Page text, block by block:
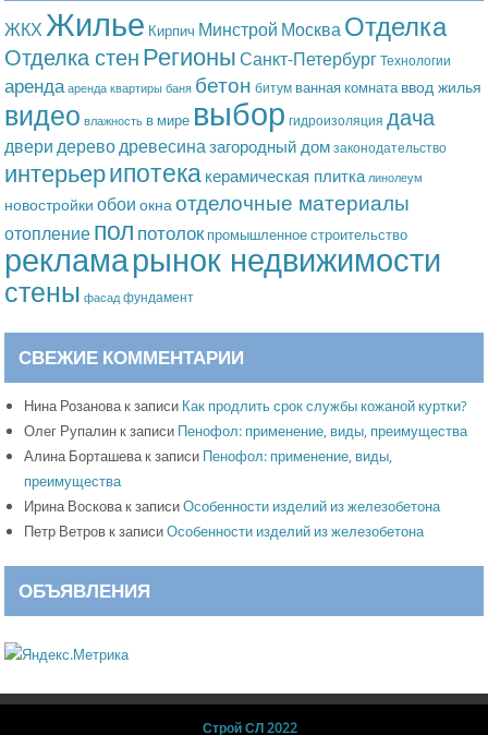
ЖКХ Жилье Кирпич Минстрой МоскваОтделка
Отделка стенРегионы Санкт-Петербург Технологии
аренда аренда квартиры баня бетон битум ванная комната ввод жилья
видео влажность в мире выбор гидроизоляция дача
двери дереводревесиназагородный дом законодательство
интерьерипотека керамическая плитка линолеум
новостройки обои окна отделочные материалы
отоплениепол потолок промышленное строительство
рекламарынок недвижимости
стены фасад фундамент
СВЕЖИЕ КОММЕНТАРИИ
Нина Розанова к записи Как продлить срок службы кожаной куртки?
Олег Рупалин к записи Пенофол: применение, виды, преимущества
Алина Борташева к записи Пенофол: применение, виды,
преимущества
Ирина Воскова к записиОсобенности изделий из железобетона
Петр Ветров к записиОсобенности изделий из железобетона
ОБЪЯВЛЕНИЯ
Строй СЛ 2022